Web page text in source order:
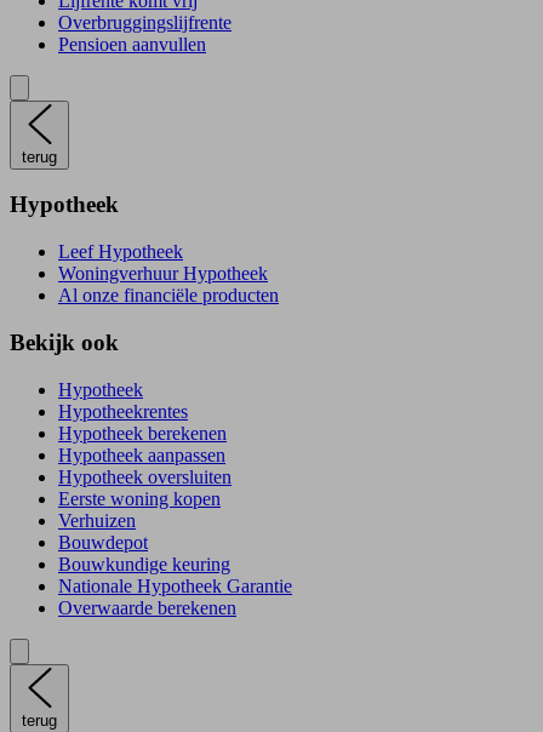
Overbruggingslijfrente
Pensioen aanvullen
terug
Hypotheek
Leef Hypotheek
Woningverhuur Hypotheek
Al onze financiële producten
Bekijk ook
Hypotheek
Hypotheekrentes
Hypotheek berekenen
Hypotheek aanpassen
Hypotheek oversluiten
Eerste woning kopen
Verhuizen
Bouwdepot
Bouwkundige keuring
Nationale Hypotheek Garantie
Overwaarde berekenen
terug